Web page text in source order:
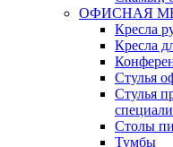
ОФИСНАЯ
Кресла
Кресла
Стулья
Стулья
Столы
Тумбы